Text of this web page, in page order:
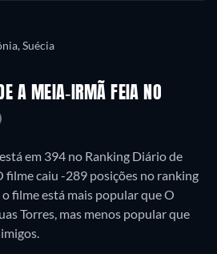
Suécia
A MEIA-IRMÃ FEIA NO
em 394 no Ranking Diário de
filme caiu -289 posições no ranking
filme está mais popular que O
Torres, mas menos popular que